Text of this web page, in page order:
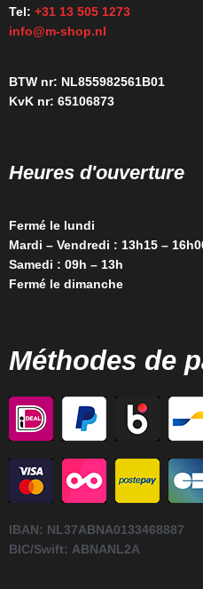
Tel: +31 13 505 1273
info@m-shop.nl
BTW nr: NL855982561B01
KvK nr: 65106873
Heures d'ouverture
Fermé le lundi
Mardi – Vendredi : 13h15 –
Samedi : 09h – 13h
Fermé le dimanche
Méthodes de
IBAN: NL37ABNA0133468887
BIC/Swift: ABNANL2A